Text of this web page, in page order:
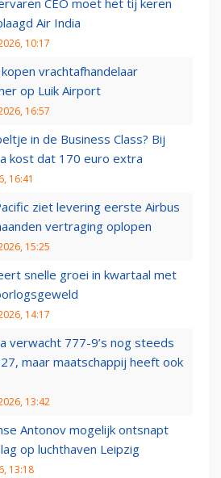
CEO moet het tij keren
Air India
10:17
kopen vrachtafhandelaar
op Luik Airport
16:57
in de Business Class? Bij
kost dat 170 euro extra
16:41
ziet levering eerste Airbus
vertraging oplopen
15:25
snelle groei in kwartaal met
14:17
verwacht 777-9’s nog steeds
maar maatschappij heeft ook
13:42
Antonov mogelijk ontsnapt
op luchthaven Leipzig
13:18